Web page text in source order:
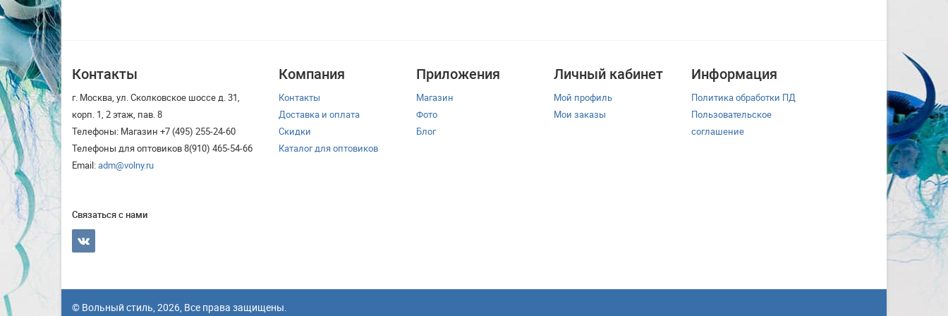
Контакты
г. Москва, ул. Сколковское шоссе д. 31,
корп. 1, 2 этаж, пав. 8
Телефоны: Магазин +7 (495) 255-24-60
Телефоны для оптовиков 8(910) 465-54-66
Email:adm@volny.ru
Связаться с нами
Компания
Контакты
Доставка и оплата
Скидки
Каталог для оптовиков
Приложения
Магазин
Фото
Блог
Личный кабинет
Мой профиль
Мои заказы
Информация
Политика обработки ПД
Пользовательское
соглашение
© Вольный стиль, 2026, Все права защищены.